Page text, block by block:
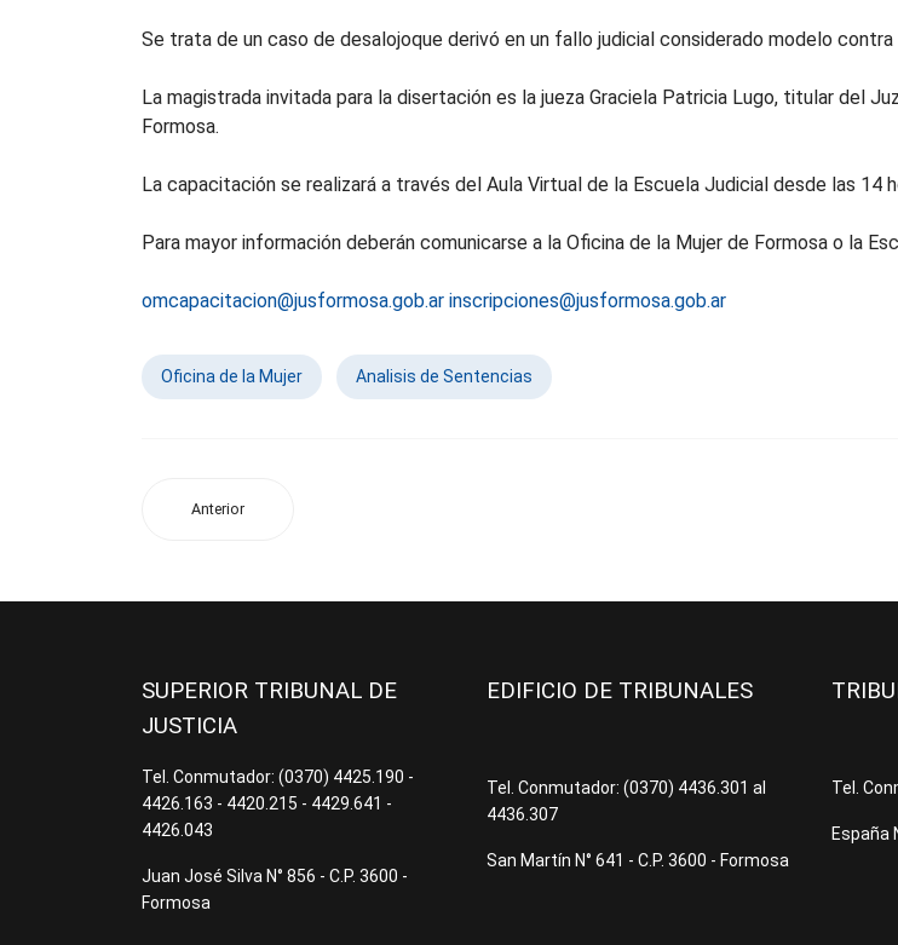
Se trata de un caso de desalojoque derivó en un fallo judicial considerado modelo
La magistrada invitada para la disertación es la jueza Graciela Patricia Lugo, titular del
Formosa.
La capacitación se realizará a través del Aula Virtual de la Escuela Judicial desde las
Para mayor información deberán comunicarse a la Oficina de la Mujer de Formosa o la
omcapacitacion@jusformosa.gob.ar inscripciones@jusformosa.gob.ar
Oficina de la Mujer Analisis de Sentencias
Anterior
SUPERIOR TRIBUNAL DE
JUSTICIA
Tel. Conmutador: (0370) 4425.190 -
4426.163 - 4420.215 - 4429.641 -
4426.043
Juan José Silva N° 856 - C.P. 3600 -
Formosa
EDIFICIO DE TRIBUNALES
Tel. Conmutador: (0370) 4436.301 al
4436.307
San Martín N° 641 - C.P. 3600 - Formosa
Tel.
España